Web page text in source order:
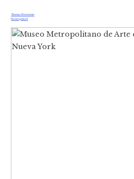
Thomas Moverman
Uncategorized